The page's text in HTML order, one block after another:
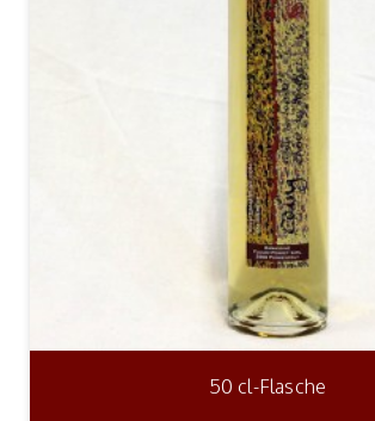
50 cl-Flasche